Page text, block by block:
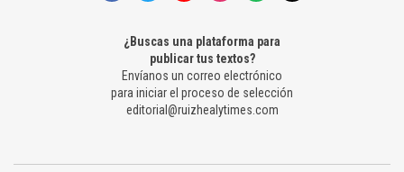
¿Buscas una plataforma para
publicar tus textos?
Envíanos un correo electrónico
para iniciar el proceso de selección
editorial@ruizhealytimes.com